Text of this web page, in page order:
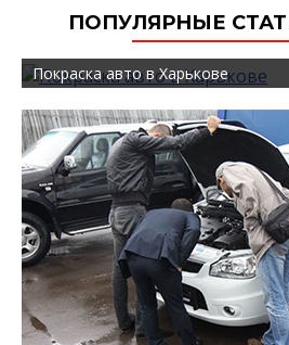
ПОПУЛЯРНЫЕ
Покраска авто в Харькове